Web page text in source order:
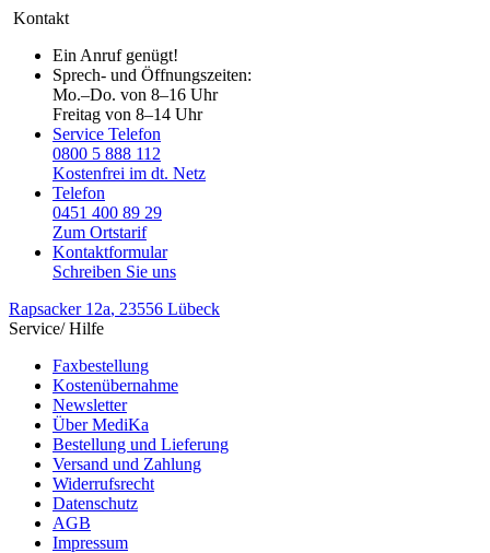
Kontakt
Ein Anruf genügt!
Sprech- und Öffnungszeiten:
Mo.–Do. von 8–16 Uhr
Freitag von 8–14 Uhr
Service Telefon
0800 5 888 112
Kostenfrei im dt. Netz
Telefon
0451 400 89 29
Zum Ortstarif
Kontaktformular
Schreiben Sie uns
Rapsacker 12a, 23556 Lübeck
Service/ Hilfe
Faxbestellung
Kostenübernahme
Newsletter
Über MediKa
Bestellung und Lieferung
Versand und Zahlung
Widerrufsrecht
Datenschutz
AGB
Impressum